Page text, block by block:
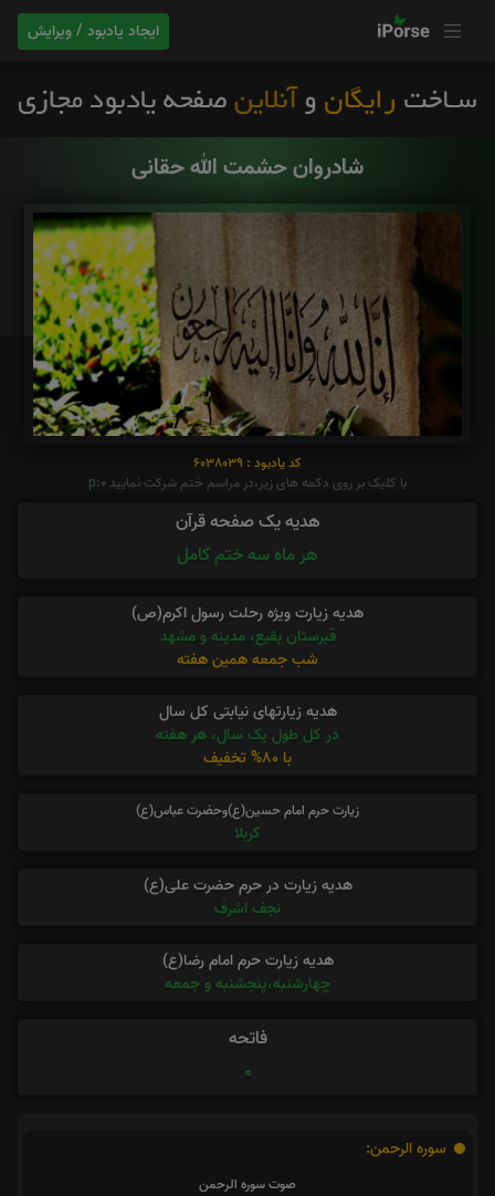
ایجاد یادبود / ویرایش
شادروان حشمت الله حقانی
کد یادبود : 6038039
با کلیک بر روی دکمه های زیر،در مراسم ختم شرکت نمایید p:0
هدیه یک صفحه قرآن
هر ماه سه ختم کامل
هدیه زیارت ویژه رحلت رسول اکرم(ص)
قبرستان بقیع، مدینه و مشهد
شب جمعه همین هفته
هدیه زیارتهای نیابتی کل سال
در کل طول یک سال، هر هفته
با 80% تخفیف
زیارت حرم امام حسین(ع)وحضرت عباس(ع)
کربلا
هدیه زیارت در حرم حضرت علی(ع)
نجف اشرف
هدیه زیارت حرم امام رضا(ع)
چهارشنبه،پنجشنبه و جمعه
فاتحه
0
سوره الرحمن:
صوت سوره الرحمن